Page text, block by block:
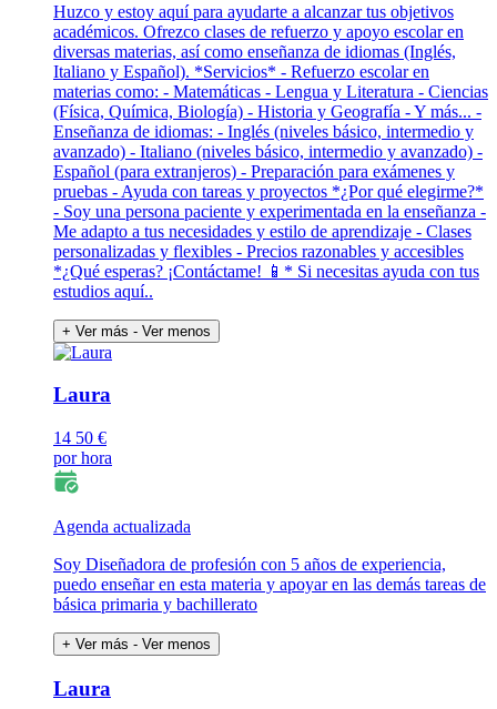
Huzco y estoy aquí para ayudarte a alcanzar tus objetivos
académicos. Ofrezco clases de refuerzo y apoyo escolar en
diversas materias, así como enseñanza de idiomas (Inglés,
Italiano y Español). *Servicios* - Refuerzo escolar en
materias como: - Matemáticas - Lengua y Literatura - Ciencias
(Física, Química, Biología) - Historia y Geografía - Y más... -
Enseñanza de idiomas: - Inglés (niveles básico, intermedio y
avanzado) - Italiano (niveles básico, intermedio y avanzado) -
Español (para extranjeros) - Preparación para exámenes y
pruebas - Ayuda con tareas y proyectos *¿Por qué elegirme?*
- Soy una persona paciente y experimentada en la enseñanza -
Me adapto a tus necesidades y estilo de aprendizaje - Clases
personalizadas y flexibles - Precios razonables y accesibles
*¿Qué esperas? ¡Contáctame! 📱* Si necesitas ayuda con tus
estudios aquí..
+ Ver más - Ver menos
Laura
14 50 €
por hora
Agenda actualizada
Soy Diseñadora de profesión con 5 años de experiencia,
puedo enseñar en esta materia y apoyar en las demás tareas de
básica primaria y bachillerato
+ Ver más - Ver menos
Laura